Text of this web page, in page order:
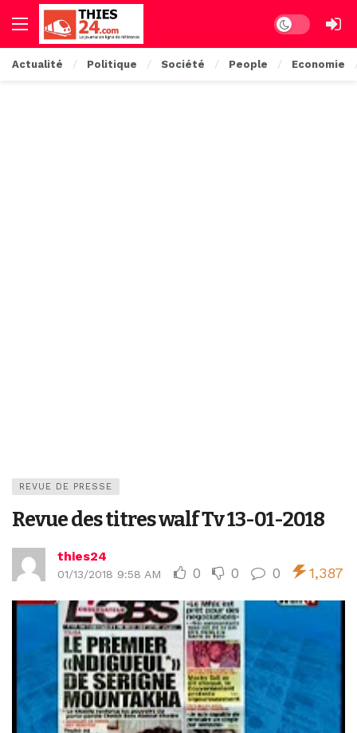
Dark mode
Actualité Politique Société People Economie
REVUE DE PRESSE
Revue des titres walf Tv 13-01-2018
thies24
01/13/2018 9:58 AM 0 0 0 1,387